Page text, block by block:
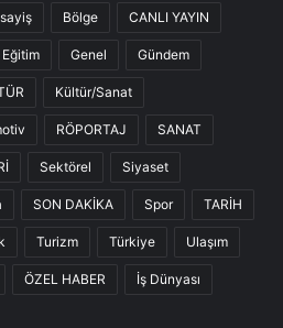
Bölge CANLI YAYIN
Eğitim Genel Gündem
Kültür/Sanat
RÖPORTAJ SANAT
Sektörel Siyaset
SON DAKİKA Spor TARİH
Turizm Türkiye Ulaşım
ÖZEL HABER İş Dünyası